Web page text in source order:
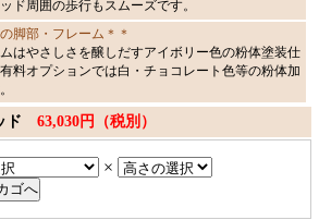
ド周囲の歩行もスムーズです。
脚部・フレーム＊＊
はやさしさを醸しだすアイボリー色の粉体塗装仕
料オプションでは白・チョコレート色等の粉体加
ド 63,030円（税別）
×